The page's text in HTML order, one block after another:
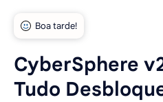
CyberSphere
Tudo